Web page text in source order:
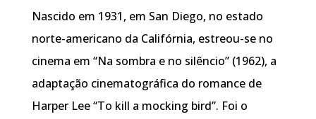
Nascido em 1931, em San Diego, no estado
norte-americano da Califórnia, estreou-se no
cinema em “Na sombra e no silêncio” (1962), a
adaptação cinematográfica do romance de
Harper Lee “To kill a mocking bird”. Foi o